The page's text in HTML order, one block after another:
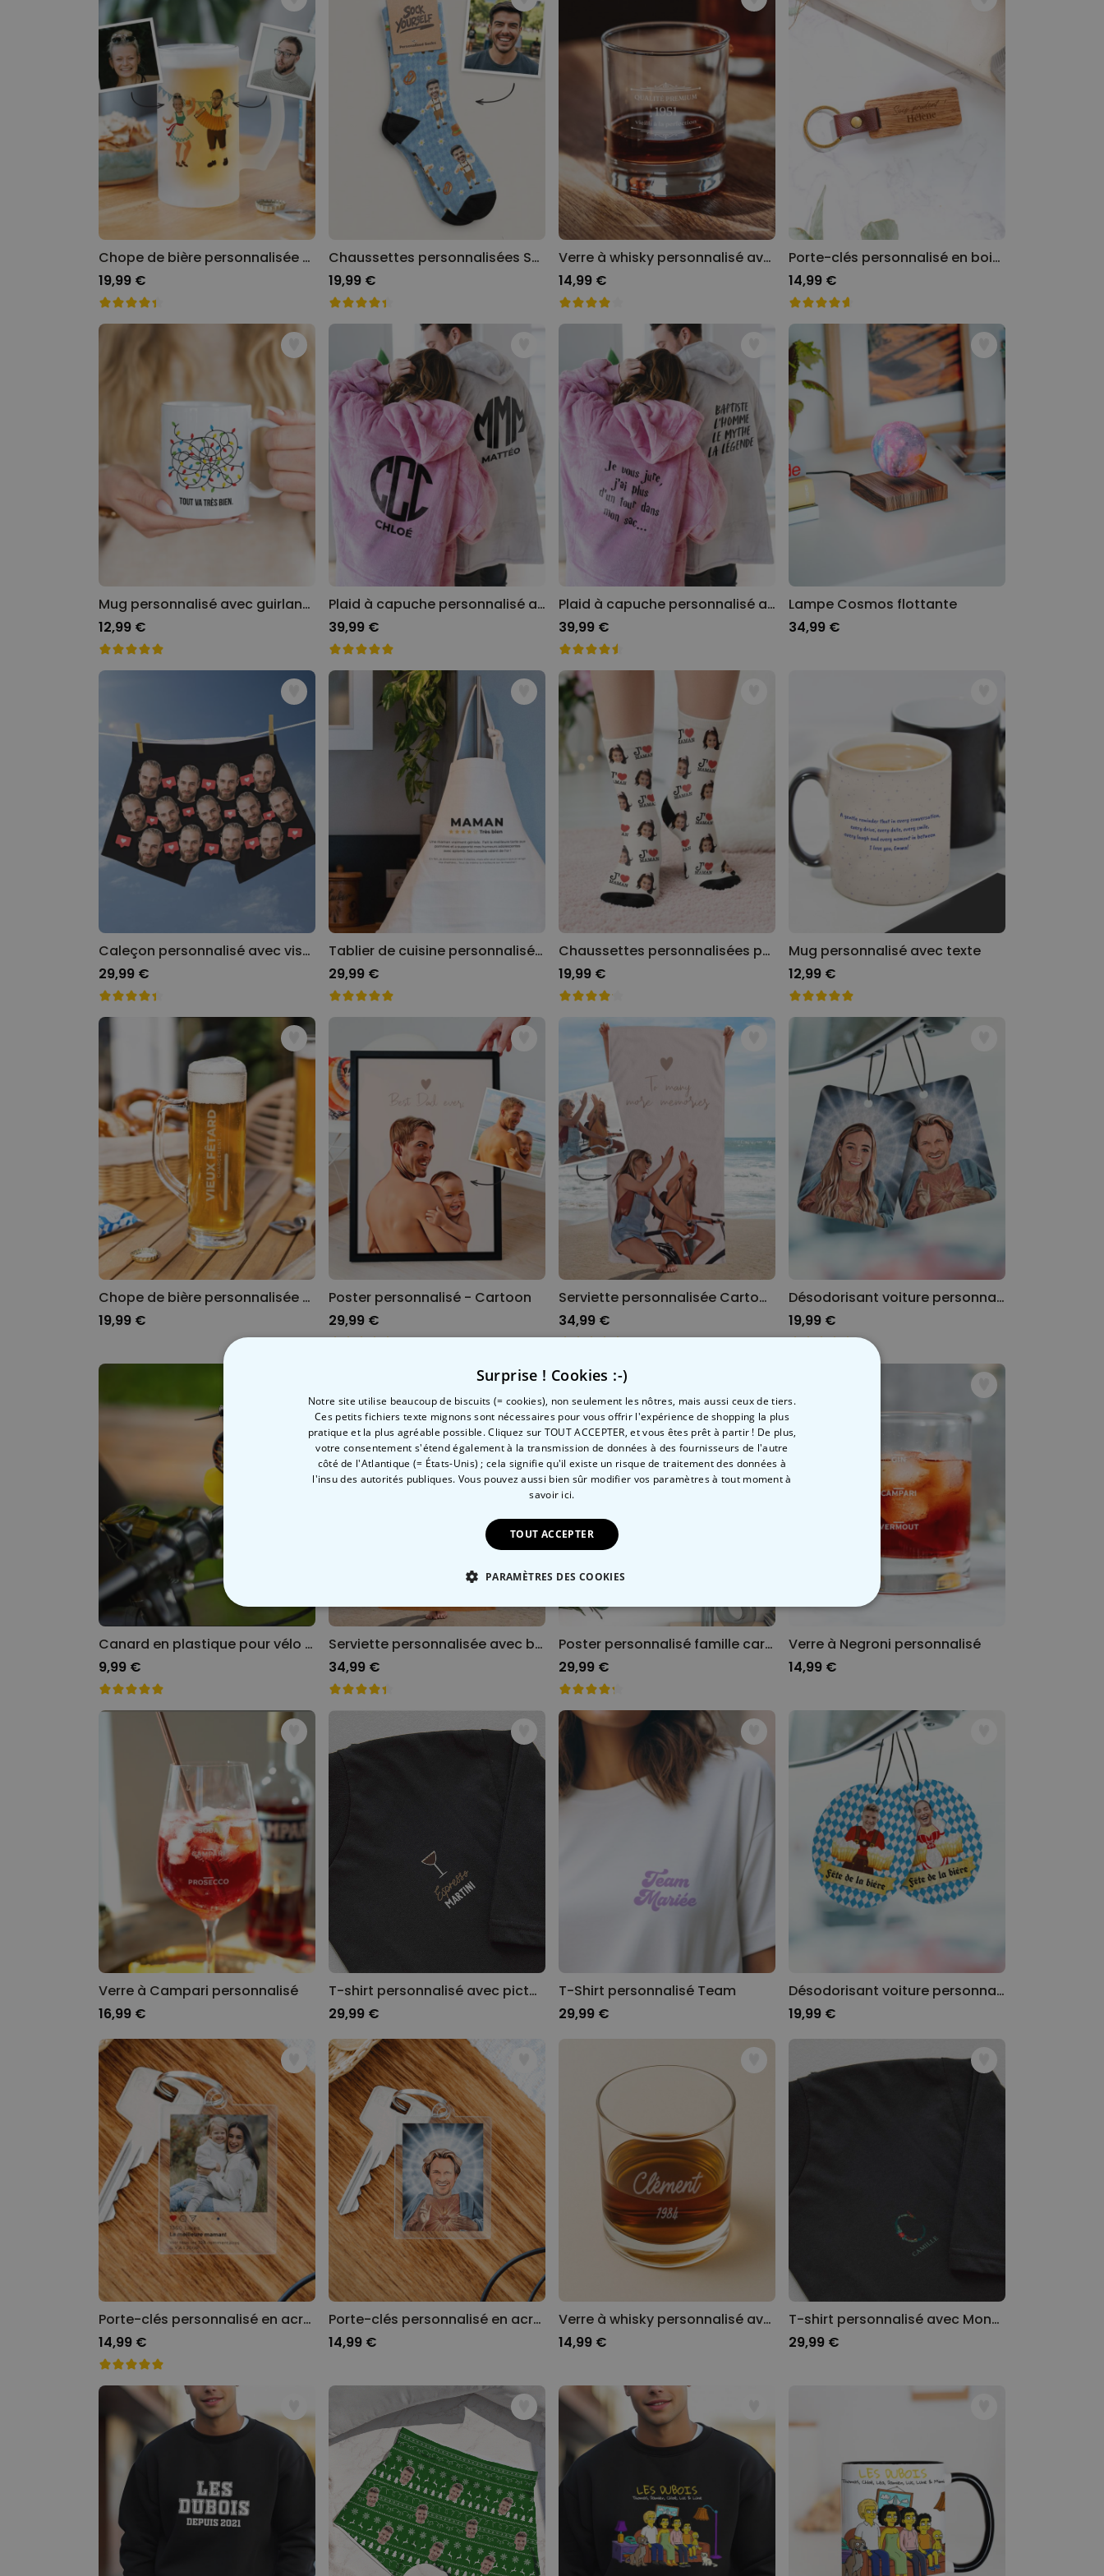
Chaussettes personnalisées
avec votre animal de
compagnie
14.000
exemplaires
vendus
19,99 €
Serviette personnalisée
Maritime avec texte
plus de 1.900
exemplaires
vendus
Personnalisable
Tablier de cuisine
personnalisé Édition limitée
plus de 2.400
exemplaires
29,99 €
Chope de bière personnalisée Spécial Oktoberfest
19,99 €
Chaussettes personnalisées Spécial Oktoberfest
19,99 €
Verre à whisky personnalisé avec année de naissance
14,99 €
Porte-clés personnalisé en bois avec texte
14,99 €
Mug personnalisé avec guirlandes de Noël et texte
12,99 €
Plaid à capuche personnalisé avec monogramme
39,99 €
Plaid à capuche personnalisé avec texte
39,99 €
Lampe Cosmos flottante
34,99 €
Caleçon personnalisé avec visage et motifs
29,99 €
Tablier de cuisine personnalisé avec avis client
29,99 €
Chaussettes personnalisées pour maman ou papa
19,99 €
Mug personnalisé avec texte
12,99 €
Chope de bière personnalisée - Barre de chargement
19,99 €
Poster personnalisé - Cartoon
29,99 €
Serviette personnalisée Cartoon
34,99 €
Désodorisant voiture personnalisé avec auréole et visage - Lot de 2
19,99 €
Canard en plastique pour vélo avec casque
9,99 €
Serviette personnalisée avec boisson et texte
34,99 €
Poster personnalisé famille cartoon – illustration
29,99 €
Verre à Negroni personnalisé
14,99 €
Verre à Campari personnalisé
16,99 €
T-shirt personnalisé avec picto et texte
29,99 €
T-Shirt personnalisé Team
29,99 €
Désodorisant voiture personnalisé Spécial Oktoberfest – Lot de 2
19,99 €
Porte-clés personnalisé en acrylique Design Instagram
14,99 €
Porte-clés personnalisé en acrylique Auréole et Visage
14,99 €
Verre à whisky personnalisé avec texte
14,99 €
T-shirt personnalisé avec Monogramme hivernal
29,99 €
Surprise ! Cookies :-)
Notre site utilise beaucoup de biscuits (= cookies), non seulement les nôtres, mais aussi ceux de tiers.
Ces petits fichiers texte mignons sont nécessaires pour vous offrir l'expérience de shopping la plus
pratique et la plus agréable possible. Cliquez sur TOUT ACCEPTER, et vous êtes prêt à partir ! De plus,
votre consentement s'étend également à la transmission de données à des fournisseurs de l'autre
côté de l'Atlantique (= États-Unis) ; cela signifie qu'il existe un risque de traitement des données à
l'insu des autorités publiques. Vous pouvez aussi bien sûr modifier vos paramètres à tout moment à
savoir ici.
TOUT ACCEPTER
PARAMÈTRES DES COOKIES
STRICTEMENT NÉCESSAIRE PERFORMANCE COMMERCIALISATION NON CLASSÉ